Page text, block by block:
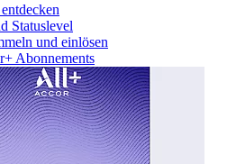
Statuslevel
und einlösen
Abonnements